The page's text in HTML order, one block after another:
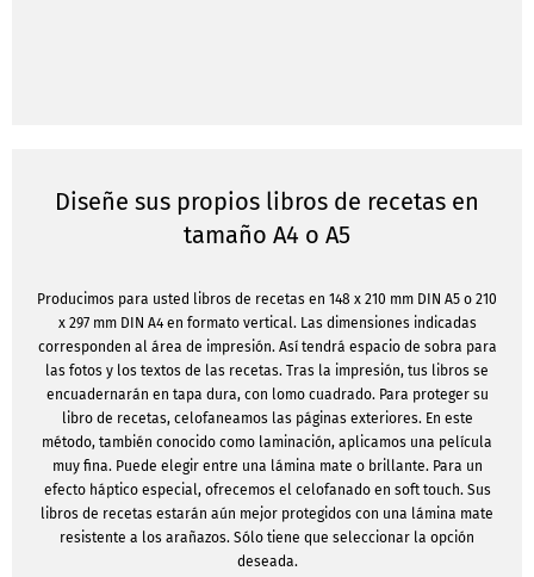
Diseñe sus propios libros de recetas en
tamaño A4 o A5
Producimos para usted libros de recetas en 148 x 210 mm DIN A5 o 210
x 297 mm DIN A4 en formato vertical. Las dimensiones indicadas
corresponden al área de impresión. Así tendrá espacio de sobra para
las fotos y los textos de las recetas. Tras la impresión, tus libros se
encuadernarán en tapa dura, con lomo cuadrado. Para proteger su
libro de recetas, celofaneamos las páginas exteriores. En este
método, también conocido como laminación, aplicamos una película
muy fina. Puede elegir entre una lámina mate o brillante. Para un
efecto háptico especial, ofrecemos el celofanado en soft touch. Sus
libros de recetas estarán aún mejor protegidos con una lámina mate
resistente a los arañazos. Sólo tiene que seleccionar la opción
deseada.